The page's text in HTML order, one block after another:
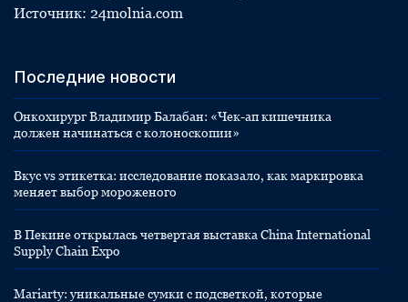
Источник: 24molnia.com
Последние новости
Онкохирург Владимир Балабан: «Чек-ап кишечника
должен начинаться с колоноскопии»
Вкус vs этикетка: исследование показало, как маркировка
меняет выбор мороженого
В Пекине открылась четвертая выставка China International
Supply Chain Expo
Mariarty: уникальные сумки с подсветкой, которые